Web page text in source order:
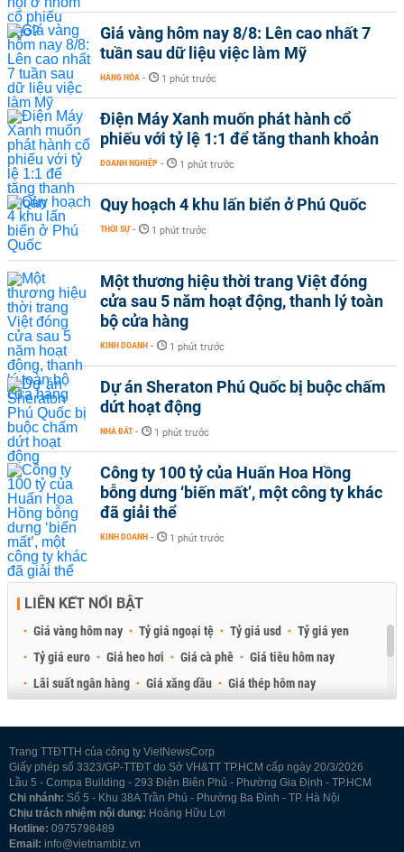
Giá vàng hôm nay 8/8: Lên cao nhất 7
tuần sau dữ liệu việc làm Mỹ
HÀNG HÓA - 1 phút trước
Điện Máy Xanh muốn phát hành cổ
phiếu với tỷ lệ 1:1 để tăng thanh khoản
DOANH NGHIỆP - 1 phút trước
Quy hoạch 4 khu lấn biển ở Phú Quốc
THỜI SỰ - 1 phút trước
Một thương hiệu thời trang Việt đóng
cửa sau 5 năm hoạt động, thanh lý toàn
bộ cửa hàng
KINH DOANH - 1 phút trước
Dự án Sheraton Phú Quốc bị buộc chấm
dứt hoạt động
NHÀ ĐẤT - 1 phút trước
Công ty 100 tỷ của Huấn Hoa Hồng
bỗng dưng ‘biến mất’, một công ty khác
đã giải thể
KINH DOANH - 1 phút trước
LIÊN KẾT NỔI BẬT
Giá vàng hôm nay Tỷ giá ngoại tệ Tỷ giá usd
Tỷ giá yen
Tỷ giá euro
Giá heo hơi Giá cà phê
Giá tiêu hôm nay
Lãi suất ngân hàng
Giá xăng dầu
Giá thép hôm nay
Trang TTĐTTH của công ty VietNewsCorp
Giấy phép số 3323/GP-TTĐT do Sở VH&TT TP.HCM cấp ngày 20/3/2026
Lầu 5 - Compa Building - 293 Điện Biên Phủ - Phường Gia Định - TP.HCM
Chi nhánh: Số 5 - Khu 38A Trần Phú - Phường Ba Đình - TP. Hà Nội
Chịu trách nhiệm nội dung: Hoàng Hữu Lợi
Hotline: 0975798489
Email: info@vietnambiz.vn